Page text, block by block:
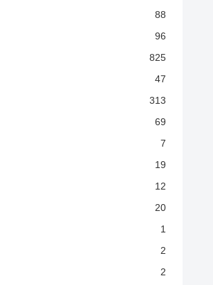
88
96
825
47
313
69
7
19
12
20
1
2
2